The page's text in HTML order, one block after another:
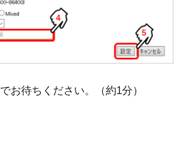
お待ちください。（約1分）